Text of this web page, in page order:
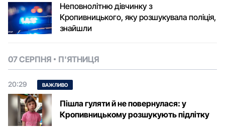
Неповнолітню дівчинку з
Кропивницького, яку розшукувала поліція,
знайшли
07 СЕРПНЯ П'ЯТНИЦЯ
20:29 ВАЖЛИВО
Пішла гуляти й не повернулася: у
Кропивницькому розшукують підлітку